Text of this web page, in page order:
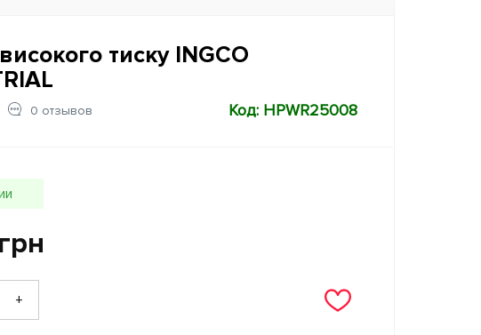
тиску INGCO
0 отзывов Код: HPWR25008
+